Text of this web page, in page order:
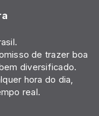
de trazer boa
diversificado.
hora do dia,
real.